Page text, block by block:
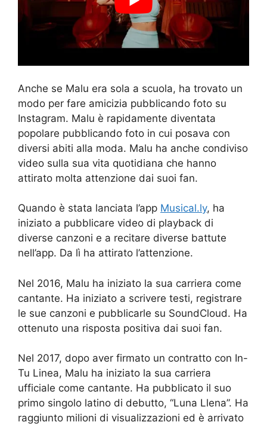
Anche se Malu era sola a scuola, ha trovato un
modo per fare amicizia pubblicando foto su
Instagram. Malu è rapidamente diventata
popolare pubblicando foto in cui posava con
diversi abiti alla moda. Malu ha anche condiviso
video sulla sua vita quotidiana che hanno
attirato molta attenzione dai suoi fan.
Quando è stata lanciata l’app Musical.ly, ha
iniziato a pubblicare video di playback di
diverse canzoni e a recitare diverse battute
nell’app. Da lì ha attirato l’attenzione.
Nel 2016, Malu ha iniziato la sua carriera come
cantante. Ha iniziato a scrivere testi, registrare
le sue canzoni e pubblicarle su SoundCloud. Ha
ottenuto una risposta positiva dai suoi fan.
Nel 2017, dopo aver firmato un contratto con In-
Tu Linea, Malu ha iniziato la sua carriera
ufficiale come cantante. Ha pubblicato il suo
primo singolo latino di debutto, “Luna Llena”. Ha
raggiunto milioni di visualizzazioni ed è arrivato